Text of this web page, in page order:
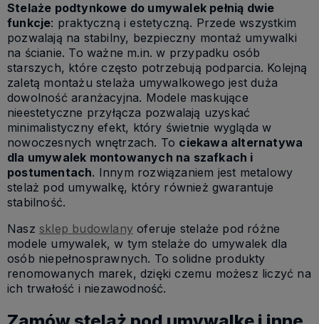
Stelaże podtynkowe do umywalek pełnią dwie
funkcje: praktyczną i estetyczną. Przede wszystkim
pozwalają na stabilny, bezpieczny montaż umywalki
na ścianie. To ważne m.in. w przypadku osób
starszych, które często potrzebują podparcia. Kolejną
zaletą montażu stelaża umywalkowego jest duża
dowolność aranżacyjna. Modele maskujące
nieestetyczne przyłącza pozwalają uzyskać
minimalistyczny efekt, który świetnie wygląda w
nowoczesnych wnętrzach. To ciekawa alternatywa
dla umywalek montowanych na szafkach i
postumentach. Innym rozwiązaniem jest metalowy
stelaż pod umywalkę, który również gwarantuje
stabilność.
Nasz sklep budowlany oferuje stelaże pod różne
modele umywalek, w tym stelaże do umywalek dla
osób niepełnosprawnych. To solidne produkty
renomowanych marek, dzięki czemu możesz liczyć na
ich trwałość i niezawodność.